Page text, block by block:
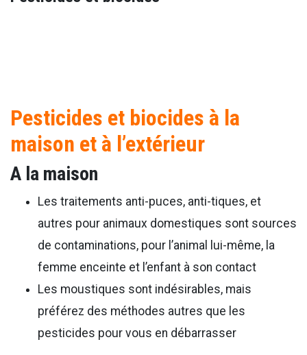
Pesticides et biocides à la
maison et à l’extérieur
A la maison
Les traitements anti-puces, anti-tiques, et
autres pour animaux domestiques sont sources
de contaminations, pour l’animal lui-même, la
femme enceinte et l’enfant à son contact
Les moustiques sont indésirables, mais
préférez des méthodes autres que les
pesticides pour vous en débarrasser